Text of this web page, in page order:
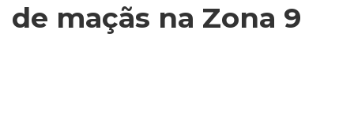
de maçãs na Zona 9